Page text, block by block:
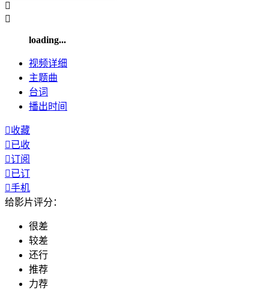


loading...
视频详细
主题曲
台词
播出时间
收藏
已收
订阅
已订
手机
给影片评分：
很差
较差
还行
推荐
力荐